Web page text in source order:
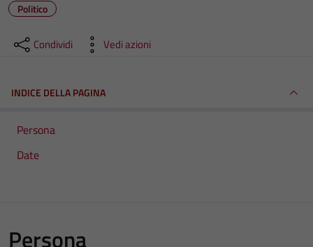
Politico
Condividi Vedi azioni
INDICE DELLA PAGINA
Persona
Date
Persona